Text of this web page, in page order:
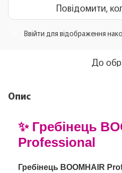
Повідомити,
Ввійти для відображення
До
Опис
✨ Гребінець
Professional
Гребінець BOOMHAIR